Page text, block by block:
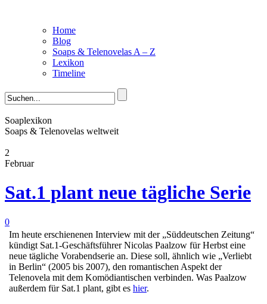
Home
Blog
Soaps & Telenovelas A – Z
Lexikon
Timeline
Soaplexikon
Soaps & Telenovelas weltweit
2
Februar
Sat.1 plant neue tägliche Serie
0
Im heute erschienenen Interview mit der „Süddeutschen Zeitung“
kündigt Sat.1-Geschäftsführer Nicolas Paalzow für Herbst eine
neue tägliche Vorabendserie an. Diese soll, ähnlich wie „Verliebt
in Berlin“ (2005 bis 2007), den romantischen Aspekt der
Telenovela mit dem Komödiantischen verbinden. Was Paalzow
außerdem für Sat.1 plant, gibt es hier.